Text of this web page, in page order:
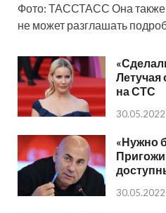
Фото: ТАССТАСС Она также
не может разглашать
Летучая
на СТС
30.05.2022
«Нужно
30.05.2022